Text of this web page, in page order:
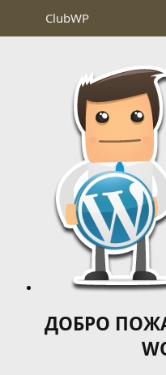
ClubWP
ДОБРО